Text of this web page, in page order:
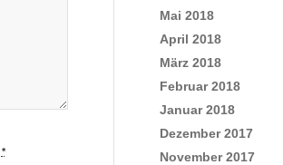
*
Mai 2018
April 2018
März 2018
Februar 2018
Januar 2018
Dezember 2017
November 2017